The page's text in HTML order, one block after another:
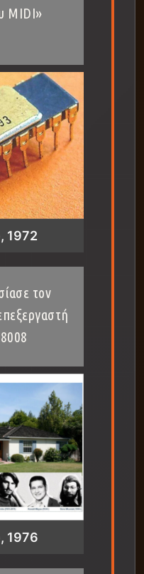
MIDI»
1972
τον
1976